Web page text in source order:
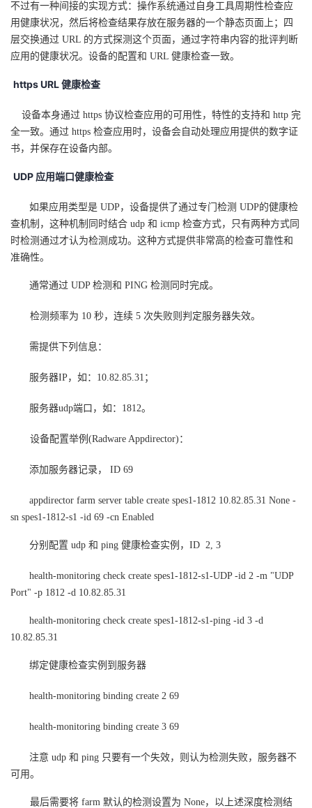
不过有一种间接的实现方式：操作系统通过自身工具周期性检查应
用健康状况，然后将检查结果存放在服务器的一个静态页面上；四
层交换通过 URL 的方式探测这个页面，通过字符串内容的批评判断
应用的健康状况。设备的配置和 URL 健康检查一致。
https URL健康检查
设备本身通过 https 协议检查应用的可用性，特性的支持和 http 完
全一致。通过 https 检查应用时，设备会自动处理应用提供的数字证
书，并保存在设备内部。
UDP 应用端口健康检查
如果应用类型是 UDP，设备提供了通过专门检测 UDP的健康检
查机制，这种机制同时结合 udp 和 icmp 检查方式，只有两种方式同
时检测通过才认为检测成功。这种方式提供非常高的检查可靠性和
准确性。
通常通过 UDP 检测和 PING 检测同时完成。
检测频率为 10 秒，连续 5 次失败则判定服务器失效。
需提供下列信息：
服务器IP，如：10.82.85.31；
服务器udp端口，如：1812。
设备配置举例(Radware Appdirector)：
添加服务器记录， ID 69
appdirector farm server table create spes1-1812 10.82.85.31 None -
sn spes1-1812-s1 -id 69 -cn Enabled
分别配置 udp 和 ping 健康检查实例，ID 2, 3
health-monitoring check create spes1-1812-s1-UDP -id 2 -m "UDP
Port" -p 1812 -d 10.82.85.31
health-monitoring check create spes1-1812-s1-ping -id 3 -d
10.82.85.31
绑定健康检查实例到服务器
health-monitoring binding create 2 69
health-monitoring binding create 3 69
注意 udp 和 ping 只要有一个失效，则认为检测失败，服务器不
可用。
最后需要将 farm 默认的检测设置为 None，以上述深度检测结